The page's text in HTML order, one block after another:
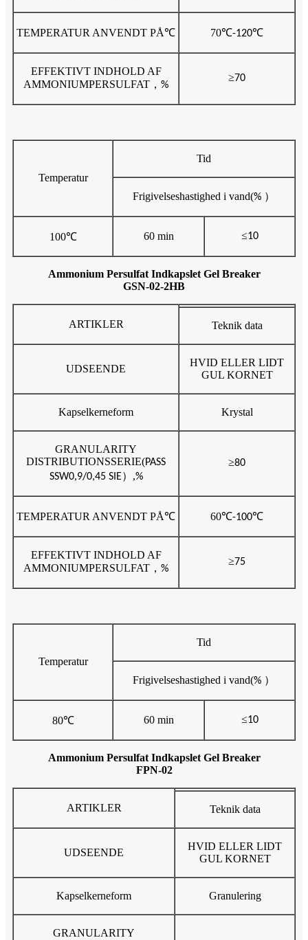
TEMPERATUR ANVENDT PÅ℃ 70℃-120℃
EFFEKTIVT INDHOLD AF
AMMONIUMPERSULFAT ， %
≥70
Temperatur
Tid
Frigivelseshastighed i vand(% ）
100℃ 60 min ≤10
Ammonium Persulfat Indkapslet Gel Breaker
GSN-02-2HB
ARTIKLER Teknik data
UDSEENDE
HVID ELLER LIDT
GUL KORNET
Kapselkerneform Krystal
GRANULARITY
DISTRIBUTIONSSERIE(PASS
SSW0,9/0,45 SIE）,%
≥80
TEMPERATUR ANVENDT PÅ℃ 60℃-100℃
EFFEKTIVT INDHOLD AF
AMMONIUMPERSULFAT ， %
≥75
Temperatur
Tid
Frigivelseshastighed i vand(% ）
80℃ 60 min ≤10
Ammonium Persulfat Indkapslet Gel Breaker
FPN-02
ARTIKLER Teknik data
UDSEENDE
HVID ELLER LIDT
GUL KORNET
Kapselkerneform Granulering
GRANULARITY